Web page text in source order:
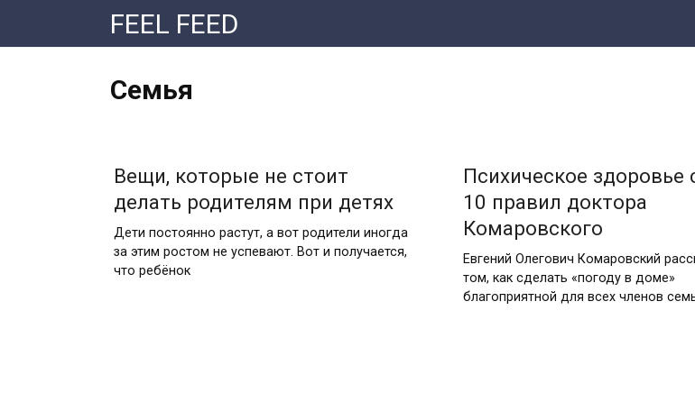
контенту
FEEL FEED
Семья
Вещи, которые не стоит
делать родителям при детях
Дети постоянно растут, а вот родители иногда
за этим ростом не успевают. Вот и получается,
что ребёнок
Психическое здоровье
10 правил доктора
Комаровского
Евгений Олегович Комаровский
том, как сделать «погоду в доме»
благоприятной для всех членов